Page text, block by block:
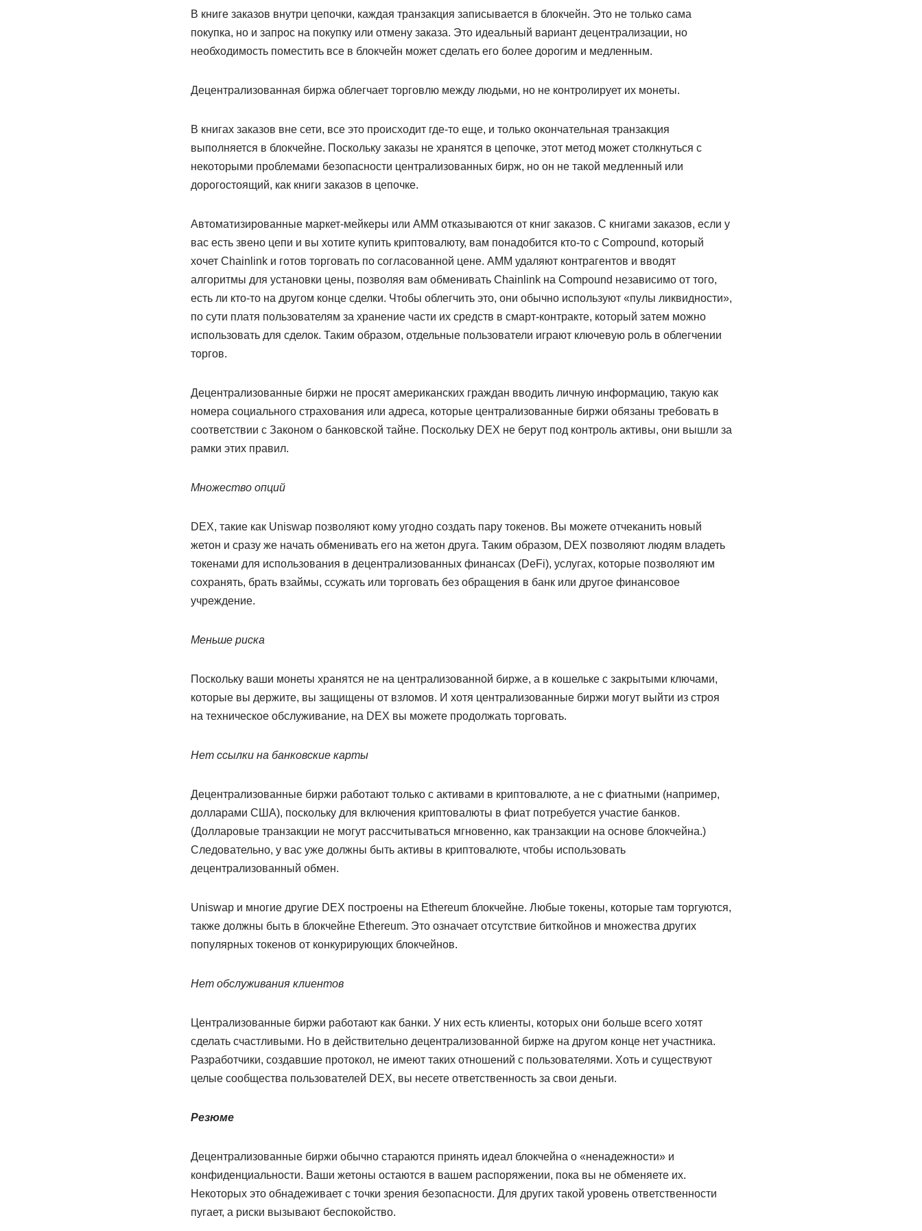
В книге заказов внутри цепочки, каждая транзакция записывается в блокчейн. Это не только сама
покупка, но и запрос на покупку или отмену заказа. Это идеальный вариант децентрализации, но
необходимость поместить все в блокчейн может сделать его более дорогим и медленным.
Децентрализованная биржа облегчает торговлю между людьми, но не контролирует их монеты.
В книгах заказов вне сети, все это происходит где-то еще, и только окончательная транзакция
выполняется в блокчейне. Поскольку заказы не хранятся в цепочке, этот метод может столкнуться с
некоторыми проблемами безопасности централизованных бирж, но он не такой медленный или
дорогостоящий, как книги заказов в цепочке.
Автоматизированные маркет-мейкеры или AMM отказываются от книг заказов. С книгами заказов, если у
вас есть звено цепи и вы хотите купить криптовалюту, вам понадобится кто-то с Compound, который
хочет Chainlink и готов торговать по согласованной цене. AMM удаляют контрагентов и вводят
алгоритмы для установки цены, позволяя вам обменивать Chainlink на Compound независимо от того,
есть ли кто-то на другом конце сделки. Чтобы облегчить это, они обычно используют «пулы ликвидности»,
по сути платя пользователям за хранение части их средств в смарт-контракте, который затем можно
использовать для сделок. Таким образом, отдельные пользователи играют ключевую роль в облегчении
торгов.
Децентрализованные биржи не просят американских граждан вводить личную информацию, такую как
номера социального страхования или адреса, которые централизованные биржи обязаны требовать в
соответствии с Законом о банковской тайне. Поскольку DEX не берут под контроль активы, они вышли за
рамки этих правил.
Множество опций
DEX, такие как Uniswap позволяют кому угодно создать пару токенов. Вы можете отчеканить новый
жетон и сразу же начать обменивать его на жетон друга. Таким образом, DEX позволяют людям владеть
токенами для использования в децентрализованных финансах (DeFi), услугах, которые позволяют им
сохранять, брать взаймы, ссужать или торговать без обращения в банк или другое финансовое
учреждение.
Меньше риска
Поскольку ваши монеты хранятся не на централизованной бирже, а в кошельке с закрытыми ключами,
которые вы держите, вы защищены от взломов. И хотя централизованные биржи могут выйти из строя
на техническое обслуживание, на DEX вы можете продолжать торговать.
Нет ссылки на банковские карты
Децентрализованные биржи работают только с активами в криптовалюте, а не с фиатными (например,
долларами США), поскольку для включения криптовалюты в фиат потребуется участие банков.
(Долларовые транзакции не могут рассчитываться мгновенно, как транзакции на основе блокчейна.)
Следовательно, у вас уже должны быть активы в криптовалюте, чтобы использовать
децентрализованный обмен.
Uniswap и многие другие DEX построены на Ethereum блокчейне. Любые токены, которые там торгуются,
также должны быть в блокчейне Ethereum. Это означает отсутствие биткойнов и множества других
популярных токенов от конкурирующих блокчейнов.
Нет обслуживания клиентов
Централизованные биржи работают как банки. У них есть клиенты, которых они больше всего хотят
сделать счастливыми. Но в действительно децентрализованной бирже на другом конце нет участника.
Разработчики, создавшие протокол, не имеют таких отношений с пользователями. Хоть и существуют
целые сообщества пользователей DEX, вы несете ответственность за свои деньги.
Резюме
Децентрализованные биржи обычно стараются принять идеал блокчейна о «ненадежности» и
конфиденциальности. Ваши жетоны остаются в вашем распоряжении, пока вы не обменяете их.
Некоторых это обнадеживает с точки зрения безопасности. Для других такой уровень ответственности
пугает, а риски вызывают беспокойство.